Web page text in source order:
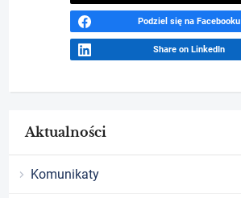
Podziel się na Facebooku
Share on LinkedIn
Aktualności
Komunikaty